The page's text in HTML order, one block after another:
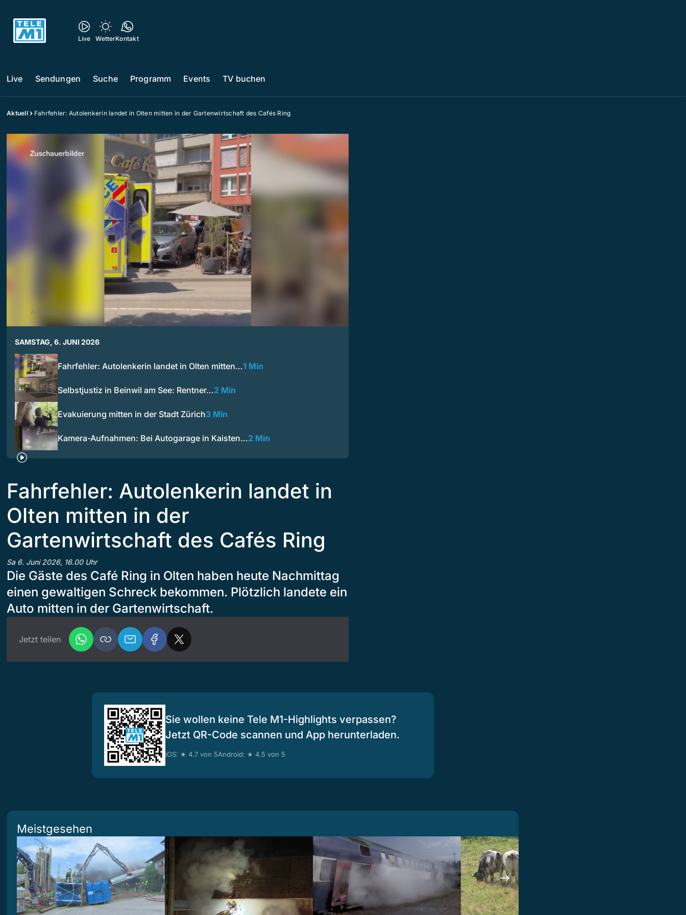
Live WetterKontakt
Live Sendungen Suche Programm Events TV buchen
Aktuell Fahrfehler: Autolenkerin landet in Olten mitten in der Gartenwirtschaft des Cafés Ring
SAMSTAG, 6. JUNI 2026
Fahrfehler: Autolenkerin landet in Olten mitten…1 Min
Selbstjustiz in Beinwil am See: Rentner…2 Min
Evakuierung mitten in der Stadt Zürich3 Min
Kamera-Aufnahmen: Bei Autogarage in Kaisten…2 Min
Fahrfehler: Autolenkerin landet in
Olten mitten in der
Gartenwirtschaft des Cafés Ring
Sa 6. Juni 2026, 16.00 Uhr
Die Gäste des Café Ring in Olten haben heute Nachmittag
einen gewaltigen Schreck bekommen. Plötzlich landete ein
Auto mitten in der Gartenwirtschaft.
Jetzt teilen
Sie wollen keine Tele M1-Highlights verpassen?
Jetzt QR-Code scannen und App herunterladen.
iOS: ★ 4.7 von 5Android: ★ 4.5 von 5
Meistgesehen